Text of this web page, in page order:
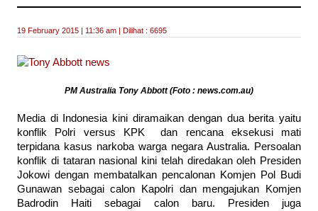
19 February 2015 | 11:36 am | Dilihat : 6695
PM Australia Tony Abbott (Foto : news.com.au)
Media di Indonesia kini diramaikan dengan dua berita yaitu
konflik Polri versus KPK dan rencana eksekusi mati
terpidana kasus narkoba warga negara Australia. Persoalan
konflik di tataran nasional kini telah diredakan oleh Presiden
Jokowi dengan membatalkan pencalonan Komjen Pol Budi
Gunawan sebagai calon Kapolri dan mengajukan Komjen
Badrodin Haiti sebagai calon baru. Presiden juga